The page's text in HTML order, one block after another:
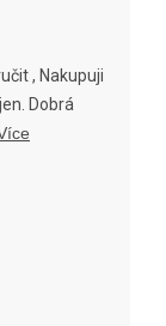
, Nakupuji
Dobrá